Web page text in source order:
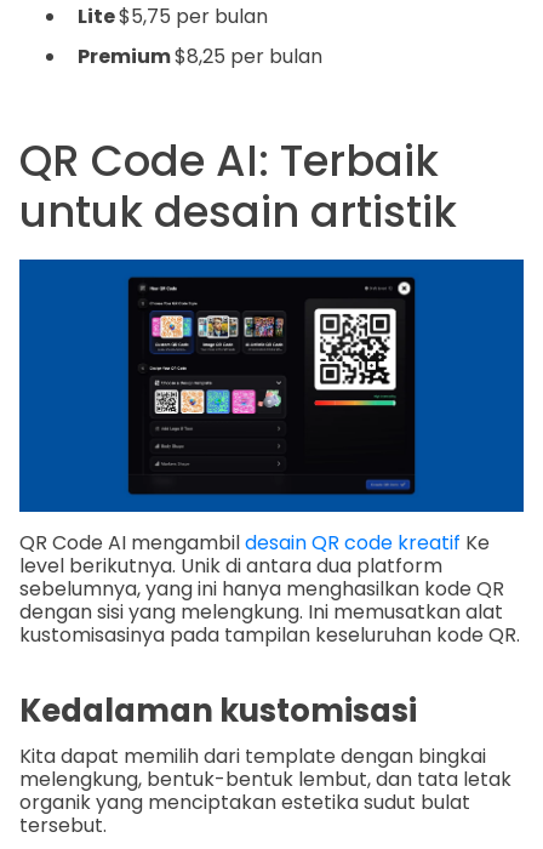
Lite$5,75 per bulan
Premium$8,25 per bulan
QR Code AI: Terbaik
untuk desain artistik
QR Code AI mengambildesain QR code kreatif Ke
level berikutnya. Unik di antara dua platform
sebelumnya, yang ini hanya menghasilkan kode QR
dengan sisi yang melengkung. Ini memusatkan alat
kustomisasinya pada tampilan keseluruhan kode QR.
Kedalaman kustomisasi
Kita dapat memilih dari template dengan bingkai
melengkung, bentuk-bentuk lembut, dan tata letak
organik yang menciptakan estetika sudut bulat
tersebut.